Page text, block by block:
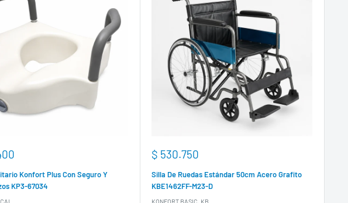
Konfort Plus Con Seguro Y
KP3-67034
Precio
venta
$ 530.750
Silla De Ruedas Estándar 50cm Acero Grafito
KBE1462FF-M23-D